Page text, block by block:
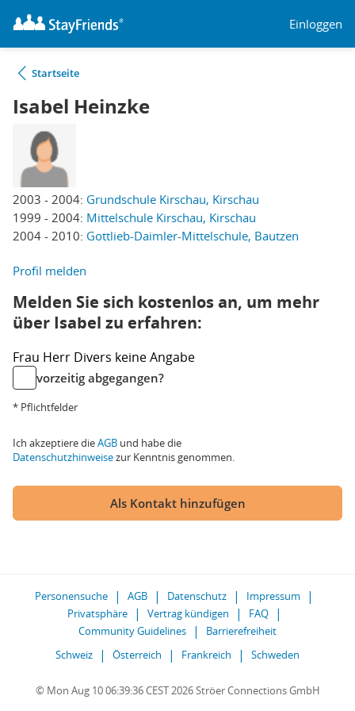
Einloggen
Startseite
Isabel Heinzke
2003 - 2004: Grundschule Kirschau, Kirschau
1999 - 2004: Mittelschule Kirschau, Kirschau
2004 - 2010: Gottlieb-Daimler-Mittelschule, Bautzen
Profil melden
Melden Sie sich kostenlos an, um mehr
über Isabel zu erfahren:
Frau Herr Divers keine Angabe
vorzeitig abgegangen?
* Pflichtfelder
Ich akzeptiere dieAGB und habe die
Datenschutzhinweisezur Kenntnis genommen.
Als Kontakt hinzufügen
Personensuche AGB Datenschutz
Impressum
Privatsphäre
Vertrag kündigen
FAQ
Community Guidelines
Barrierefreiheit
Schweiz
Österreich Frankreich Schweden
© Mon Aug 10 06:39:36 CEST 2026 Ströer Connections GmbH